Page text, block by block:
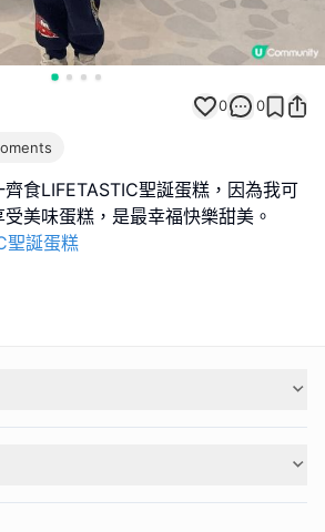
0 0
食LIFETASTIC聖誕蛋糕，因為我可
聖誕蛋糕